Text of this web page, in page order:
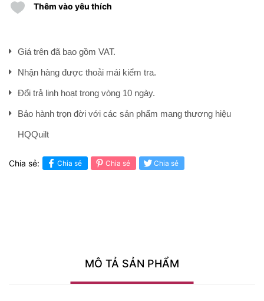
Thêm vào yêu thích
Giá trên đã bao gồm VAT.
Nhận hàng được thoải mái kiểm tra.
Đổi trả linh hoạt trong vòng 10 ngày.
Bảo hành trọn đời với các sản phẩm mang thương hiệu
HQQuilt
Chia sẻ: Chia sẻ Chia sẻ Chia sẻ
MÔ TẢ SẢN PHẨM